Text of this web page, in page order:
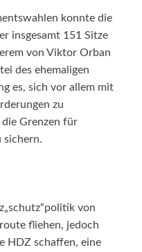
konnte die
insgesamt 151 Sitze
von Viktor Orban
des ehemaligen
es, sich vor allem mit
zu
Grenzen für
sichern.
von
fliehen, jedoch
HDZ schaffen, eine